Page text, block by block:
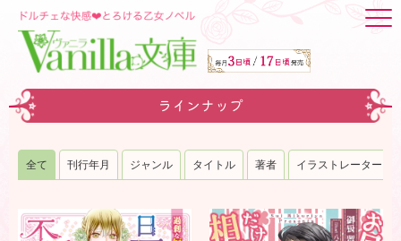
ラインナップ
全て 刊行年月 ジャンル タイトル 著者 イラストレーター